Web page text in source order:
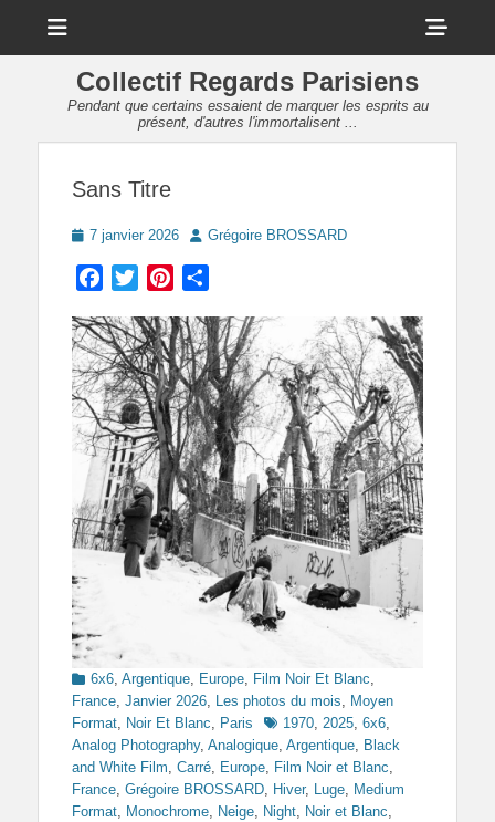
Collectif Regards Parisiens
Pendant que certains essaient de marquer les esprits au
présent, d'autres l'immortalisent ...
Sans Titre
Posted
7 janvier 2026 Author
Grégoire BROSSARD
Facebook
TwitterPinterest
Categories
6x6, Argentique, Europe, Film Noir Et Blanc,
France, Janvier 2026, Les photos du mois, Moyen
Format, Noir Et Blanc, Paris Tags1970, 2025, 6x6,
Analog Photography, Analogique, Argentique, Black
and White Film, Carré, Europe, Film Noir et Blanc,
France, Grégoire BROSSARD, Hiver, Luge, Medium
Format, Monochrome, Neige, Night, Noir et Blanc,